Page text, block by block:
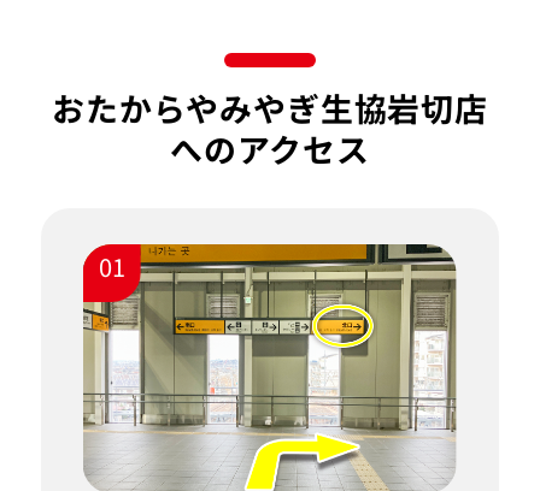
おたからやみやぎ生協岩切店
へのアクセス
01